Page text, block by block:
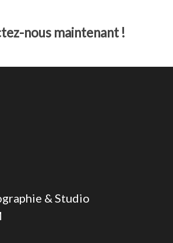
nous maintenant !
& Studio